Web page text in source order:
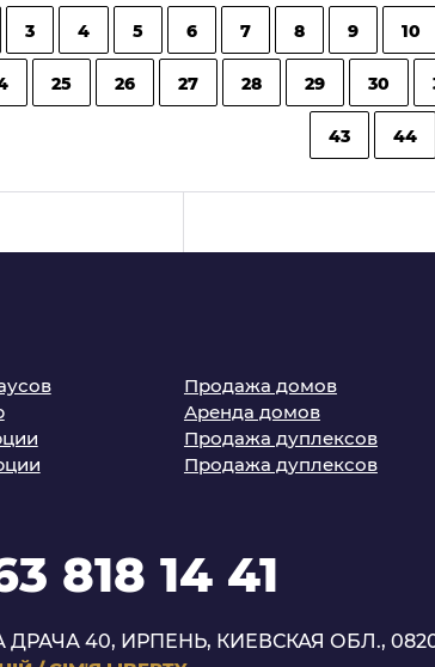
3 4 5 6 7 8 9 10
25 26 27 28 29 30
43 44
Продажа домов
Аренда домов
Продажа дуплексов
Продажа дуплексов
818 14 41
40, ИРПЕНЬ, КИЕВСКАЯ ОБЛ.,